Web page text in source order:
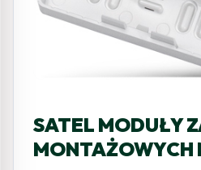
SATEL MODUŁY
MONTAŻOWYCH